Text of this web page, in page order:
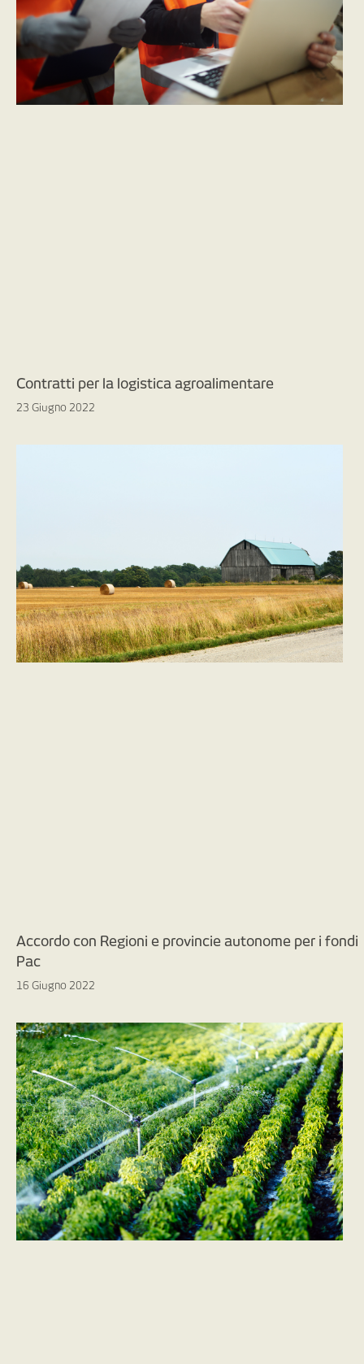
Contratti per la logistica agroalimentare
23 Giugno 2022
Accordo con Regioni e provincie autonome per i fondi
Pac
16 Giugno 2022